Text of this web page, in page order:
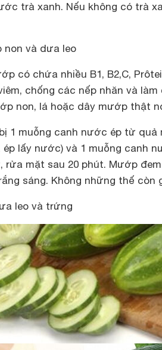
trà xanh. Nếu không có trà
non và dưa leo
có chứa nhiều B1, B2,C,
chống các nếp nhăn và
non, lá hoặc dây mướp thật
1 muỗng canh nước ép từ
ép lấy nước) và 1 muỗng canh
rửa mặt sau 20 phút. Mướp
sáng. Không những thế còn
leo và trứng